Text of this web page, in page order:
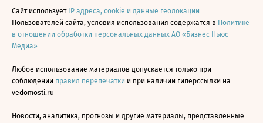
Сайт использует IP адреса, cookie и данные геолокации
Пользователей сайта, условия использования содержатся в Политике
в отношении обработки персональных данных АО «Бизнес Ньюс
Медиа»
Любое использование материалов допускается только при
соблюдении правил перепечатки и при наличии гиперссылки на
vedomosti.ru
Новости, аналитика, прогнозы и другие материалы, представленные